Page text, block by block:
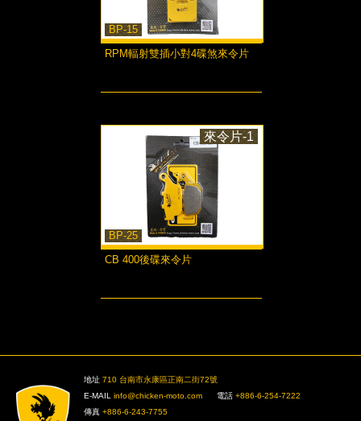
BP-15
RPM輻射雙插小對4碟煞來令片
BP-25
來令片-1
CB 400後碟來令片
地址 710 台南市永康區正南二街72號
E-MAIL info@chicken-moto.com 電話 +886-6-254-7222
傳真 +886-6-243-7755